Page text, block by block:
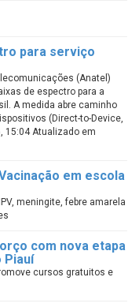
para serviço
(Anatel)
de espectro para a
A medida abre caminho
(Direct-to-Device,
15:04 Atualizado em
em escola
meningite, febre amarela
com nova etapa
Piauí
cursos gratuitos e